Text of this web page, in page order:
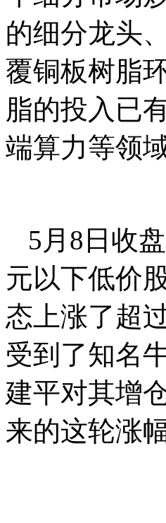
的细分龙头
覆铜板树脂
脂的投入已
端算力等领
5月8日收
元以下低价
态上涨了超
受到了知名
建平对其增
来的这轮涨